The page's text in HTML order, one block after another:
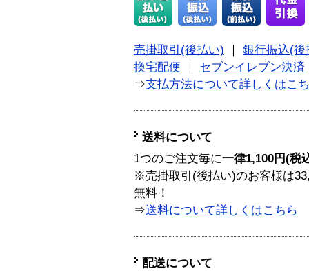
売掛取引(後払い)
銀行振込(後
換宅配便
セブンイレブン決済
⇒支払方法について詳しくはこ
送料について
1つのご注文毎に一律1,100円(税
※売掛取引(後払い)のお客様は
無料！
⇒送料について詳しくはこちら
配送について